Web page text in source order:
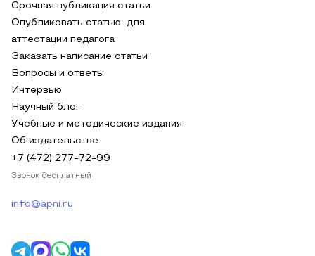
Срочная публикация статьи
Опубликовать статью для
аттестации педагога
Заказать написание статьи
Вопросы и ответы
Интервью
Научный блог
Учебные и методические издания
Об издательстве
+7 (472) 277-72-99
Звонок бесплатный
info@apni.ru